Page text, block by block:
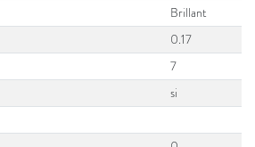
Brillant
0.17
7
si